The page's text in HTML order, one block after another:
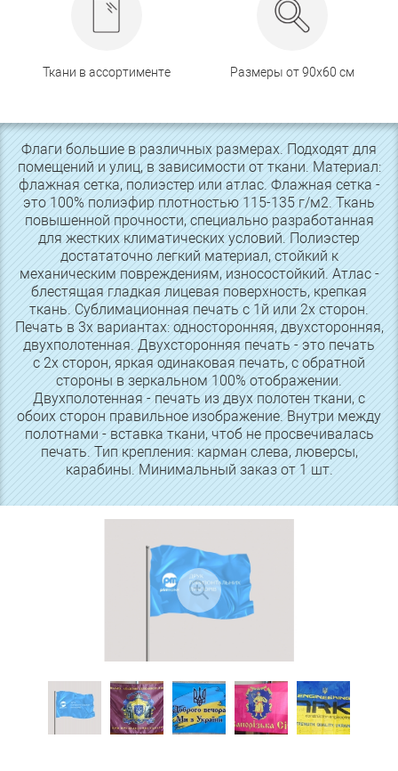
Ткани в ассортименте Размеры от 90х60 см
Флаги большие в различных размерах. Подходят для
помещений и улиц, в зависимости от ткани. Материал:
флажная сетка, полиэстер или атлас. Флажная сетка -
это 100% полиэфир плотностью 115-135 г/м2. Ткань
повышенной прочности, специально разработанная
для жестких климатических условий. Полиэстер
достататочно легкий материал, стойкий к
механическим повреждениям, износостойкий. Атлас -
блестящая гладкая лицевая поверхность, крепкая
ткань. Сублимационная печать с 1й или 2х сторон.
Печать в 3х вариантах: односторонняя, двухсторонняя,
двухполотенная. Двухсторонняя печать - это печать
с 2х сторон, яркая одинаковая печать, с обратной
стороны в зеркальном 100% отображении.
Двухполотенная - печать из двух полотен ткани, с
обоих сторон правильное изображение. Внутри между
полотнами - вставка ткани, чтоб не просвечивалась
печать. Тип крепления: карман слева, люверсы,
карабины. Минимальный заказ от 1 шт.